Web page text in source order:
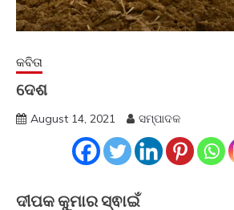
କବିତା
ଦେଶ
August 14, 2021 ସମ୍ପାଦକ
ଦୀପକ କୁମାର ସ୍ଵାଇଁ